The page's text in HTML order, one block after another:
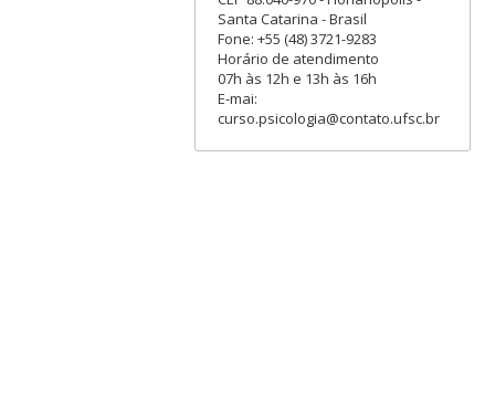
Santa Catarina - Brasil
Fone: +55 (48) 3721-9283
Horário de atendimento
07h às 12h e 13h às 16h
E-mai:
curso.psicologia@contato.ufsc.br